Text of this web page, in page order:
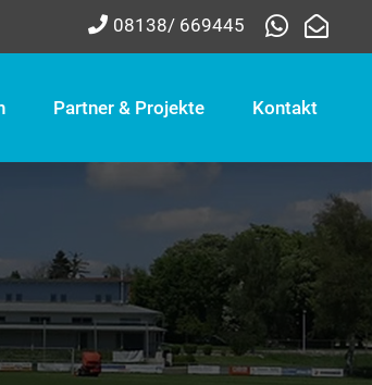
08138/ 669445
Partner & Projekte Kontakt